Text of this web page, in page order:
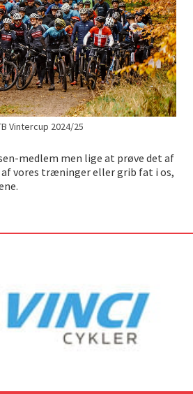
Vintercup 2024/25
medlem men lige at prøve det af
vores træninger eller grib fat i os,